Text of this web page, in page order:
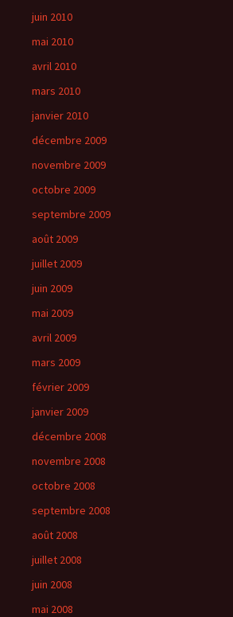
juin 2010
mai 2010
avril 2010
mars 2010
janvier 2010
décembre 2009
novembre 2009
octobre 2009
septembre 2009
août 2009
juillet 2009
juin 2009
mai 2009
avril 2009
mars 2009
février 2009
janvier 2009
décembre 2008
novembre 2008
octobre 2008
septembre 2008
août 2008
juillet 2008
juin 2008
mai 2008